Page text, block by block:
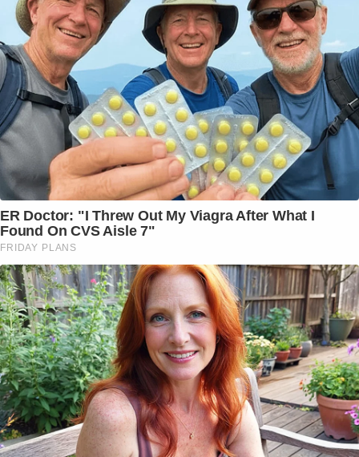
ER Doctor: "I Threw Out My Viagra After What I
Found On CVS Aisle 7"
FRIDAY PLANS